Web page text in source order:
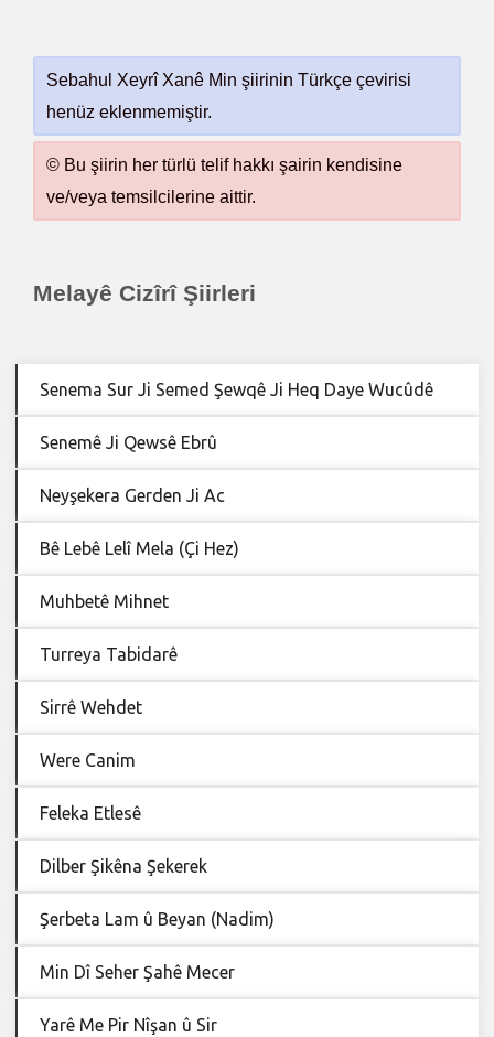
Sebahul Xeyrî Xanê Min şiirinin Türkçe çevirisi
henüz eklenmemiştir.
© Bu şiirin her türlü telif hakkı şairin kendisine
ve/veya temsilcilerine aittir.
Melayê Cizîrî Şiirleri
Senema Sur Ji Semed Şewqê Ji Heq Daye Wucûdê
Senemê Ji Qewsê Ebrû
Neyşekera Gerden Ji Ac
Bê Lebê Lelî Mela (Çi Hez)
Muhbetê Mihnet
Turreya Tabidarê
Sirrê Wehdet
Were Canim
Feleka Etlesê
Dilber Şikêna Şekerek
Şerbeta Lam û Beyan (Nadim)
Min Dî Seher Şahê Mecer
Yarê Me Pir Nîşan û Sir